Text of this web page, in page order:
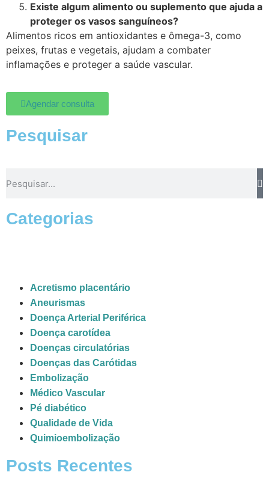
Existe algum alimento ou suplemento que ajuda a
proteger os vasos sanguíneos?
Alimentos ricos em antioxidantes e ômega-3, como
peixes, frutas e vegetais, ajudam a combater
inflamações e proteger a saúde vascular.
Agendar consulta
Pesquisar
Categorias
Acretismo placentário
Aneurismas
Doença Arterial Periférica
Doença carotídea
Doenças circulatórias
Doenças das Carótidas
Embolização
Médico Vascular
Pé diabético
Qualidade de Vida
Quimioembolização
Posts Recentes